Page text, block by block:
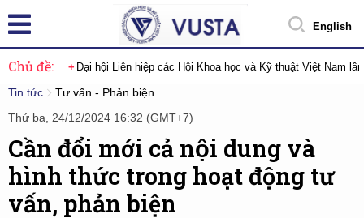
English
Chủ đề: Đại hội Liên hiệp các Hội Khoa học và Kỹ thuật Việt Nam
Tin tức
Tư vấn - Phản biện
Thứ ba, 24/12/2024 16:32 (GMT+7)
Cần đổi mới cả nội dung và
hình thức trong hoạt động tư
vấn, phản biện